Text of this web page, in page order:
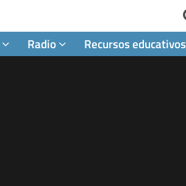
Radio Recursos educativos